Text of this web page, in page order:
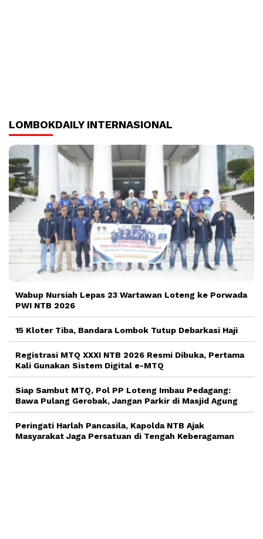
LOMBOKDAILY INTERNASIONAL
Wabup Nursiah Lepas 23 Wartawan Loteng ke Porwada
PWI NTB 2026
15 Kloter Tiba, Bandara Lombok Tutup Debarkasi Haji
Registrasi MTQ XXXI NTB 2026 Resmi Dibuka, Pertama
Kali Gunakan Sistem Digital e-MTQ
Siap Sambut MTQ, Pol PP Loteng Imbau Pedagang:
Bawa Pulang Gerobak, Jangan Parkir di Masjid Agung
Peringati Harlah Pancasila, Kapolda NTB Ajak
Masyarakat Jaga Persatuan di Tengah Keberagaman